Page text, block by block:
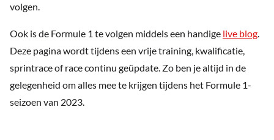
volgen.
Ook is de Formule 1 te volgen middels een handige live blog.
Deze pagina wordt tijdens een vrije training, kwalificatie,
sprintrace of race continu geüpdate. Zo ben je altijd in de
gelegenheid om alles mee te krijgen tijdens het Formule 1-
seizoen van 2023.